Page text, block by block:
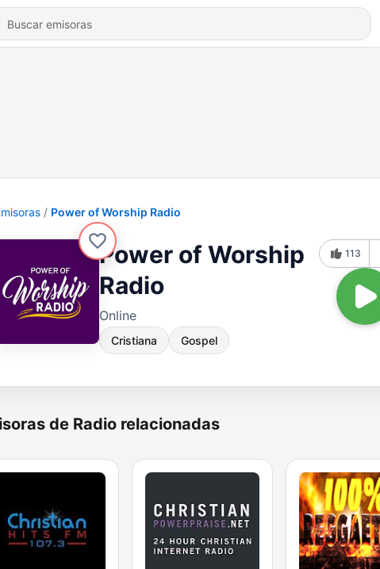
Power of Worship Radio
Power of Worship
Radio
Online
Cristiana Gospel
113
de Radio relacionadas